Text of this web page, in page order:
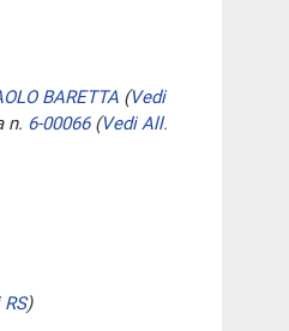
BARETTA (Vedi
n. 6-00066 (Vedi All.
)